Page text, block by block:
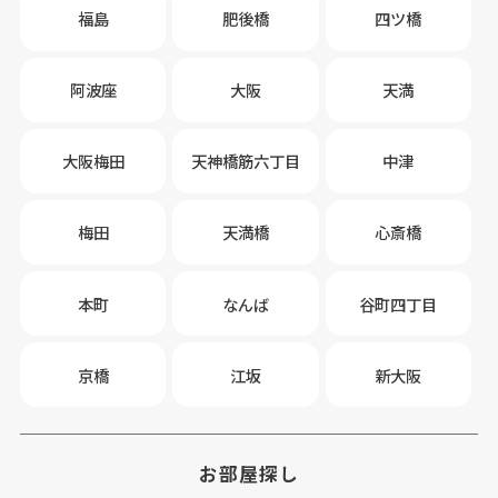
福島 肥後橋 四ツ橋
阿波座 大阪 天満
大阪梅田 天神橋筋六丁目 中津
梅田 天満橋 心斎橋
本町 なんば 谷町四丁目
京橋 江坂 新大阪
お部屋探し